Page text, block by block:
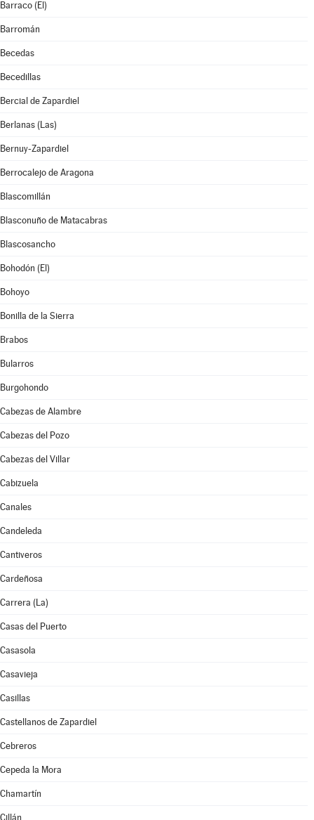
Barraco (El)
Barromán
Becedas
Becedillas
Bercial de Zapardiel
Berlanas (Las)
Bernuy-Zapardiel
Berrocalejo de Aragona
Blascomillán
Blasconuño de Matacabras
Blascosancho
Bohodón (El)
Bohoyo
Bonilla de la Sierra
Brabos
Bularros
Burgohondo
Cabezas de Alambre
Cabezas del Pozo
Cabezas del Villar
Cabizuela
Canales
Candeleda
Cantiveros
Cardeñosa
Carrera (La)
Casas del Puerto
Casasola
Casavieja
Casillas
Castellanos de Zapardiel
Cebreros
Cepeda la Mora
Chamartín
Cillán